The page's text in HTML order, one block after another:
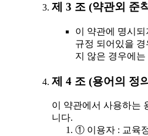
제 3 조 (약관외 준
이 약관에 명시되
규정 되어있을
지 않은 경우에
제 4 조 (용어의 정
이 약관에서 사용하는
니다.
① 이용자 : 교육